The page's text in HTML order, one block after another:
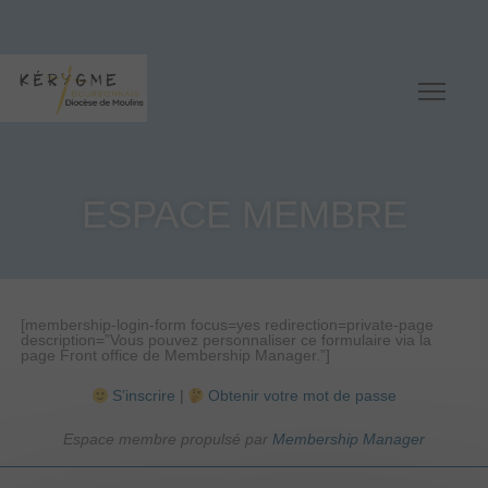
[membership-login-form focus=yes redirection=private-page
description=”Vous pouvez personnaliser ce formulaire via la
page Front office de Membership Manager.”]
S’inscrire | Obtenir votre mot de passe
Espace membre propulsé par Membership Manager